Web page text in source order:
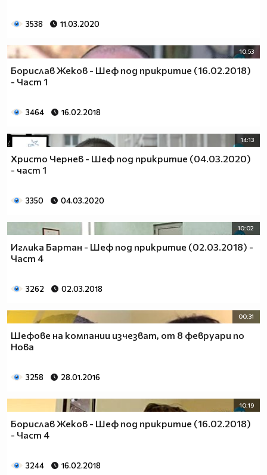
3538 11.03.2020
10:53
Борислав Жеков - Шеф под прикритие (16.02.2018)
- Част 1
3464 16.02.2018
14:13
Христо Чернев - Шеф под прикритие (04.03.2020)
- част 1
3350 04.03.2020
10:02
Иглика Бартан - Шеф под прикритие (02.03.2018) -
Част 4
3262 02.03.2018
00:31
Шефове на компании изчезват, от 8 февруари по
Нова
3258 28.01.2016
10:19
Борислав Жеков - Шеф под прикритие (16.02.2018)
- Част 4
3244 16.02.2018